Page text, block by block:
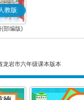
教版
部编版)
龙岩市六年级课本版本